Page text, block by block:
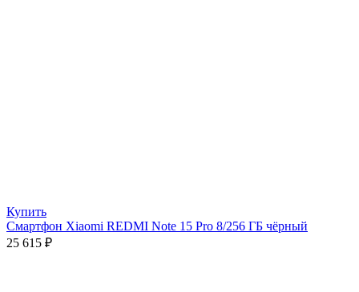
Купить
Смартфон Xiaomi REDMI Note 15 Pro 8/256 ГБ чёрный
25 615 ₽